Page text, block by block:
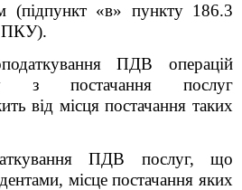
(підпункт «в» пункту 186.3
ПКУ).
ПДВ операцій
з постачання послуг
від місця постачання таких
ПДВ послуг, що
місце постачання яких